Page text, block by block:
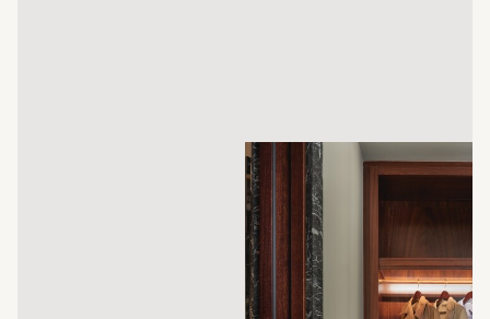
открывается в новой вкладке